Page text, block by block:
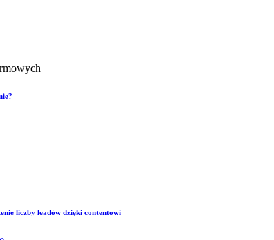
liczby leadów dzięki contentowi